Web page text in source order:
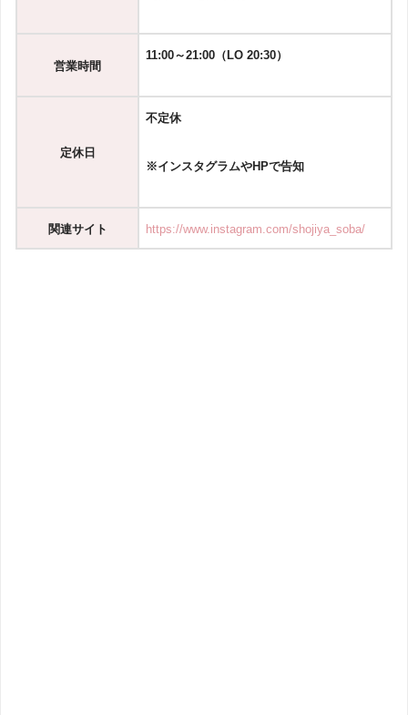
営業時間
11:00～21:00（LO 20:30）
定休日
不定休
※インスタグラムやHPで告知
関連サイト https://www.instagram.com/shojiya_soba/